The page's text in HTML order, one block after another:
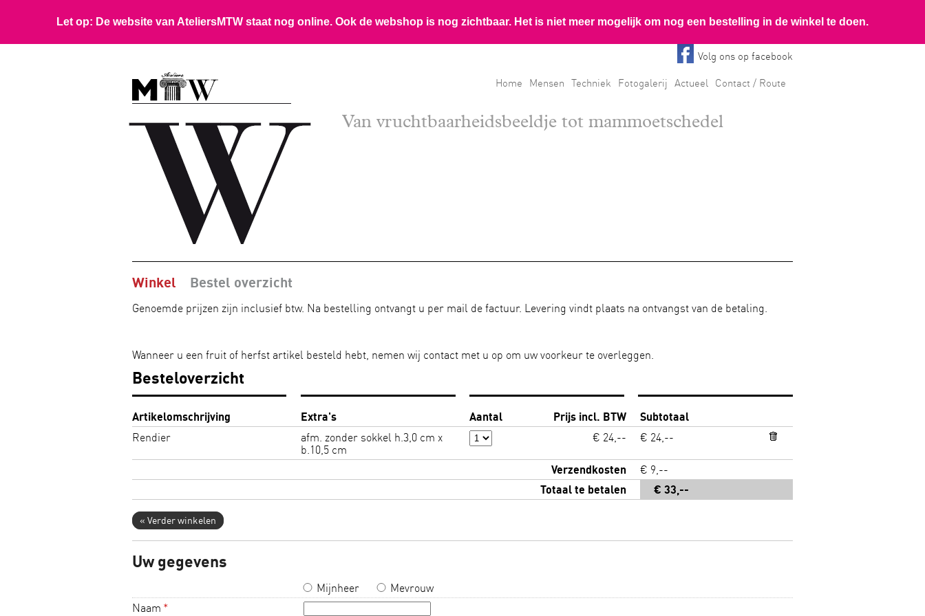
Volg ons op facebook
Home Mensen Techniek Fotogalerij Actueel Contact / Route
Van vruchtbaarheidsbeeldje tot mammoetschedel
Winkel Bestel overzicht
Genoemde prijzen zijn inclusief btw. Na bestelling ontvangt u per mail de factuur. Levering vindt plaats na ontvangst van de betaling.
Wanneer u een fruit of herfst artikel besteld hebt, nemen wij contact met u op om uw voorkeur te overleggen.
Besteloverzicht
Artikelomschrijving Extra's Aantal Prijs incl. BTW
Subtotaal
Rendier
afm. zonder sokkel h.3,0 cm x
b.10,5 cm
€ 24,-- € 24,--
Verzendkosten
€ 9,--
Totaal te betalen
€ 33,--
« Verder winkelen
Uw gegevens
Mijnheer
Mevrouw
Naam *